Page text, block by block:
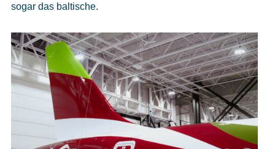
sogar das baltische.